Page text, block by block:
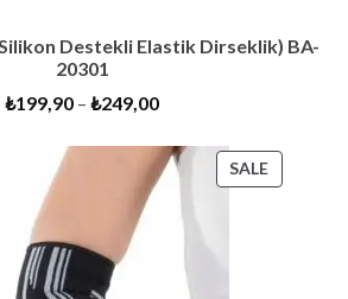
Destekli Elastik Dirseklik) BA-
20301
₺199,90 – ₺249,00
SALE
ON